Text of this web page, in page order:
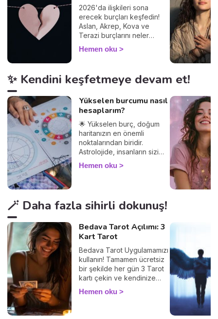
rehberlik edebilir. Bu yazıda
yıllık Ay takvimi ve kullanım
alanlarına dair bilgileri
bulabileceksiniz.
2026'da ilişkileri sona
erecek burçları keşfedin!
Aslan, Akrep, Kova ve
Terazi burçlarını neler
bekliyor? Astrolojik
rehberiniz burada!
Hemen oku
✨ Kendini keşfetmeye devam et!
Yükselen burcumu nasıl
hesaplarım?
🌟 Yükselen burç, doğum
haritanızın en önemli
noktalarından biridir.
Astrolojide, insanların sizi
nasıl gördüğünü ve
diğerleriyle olan
ve ilişkileriniz üzerindeki
yükselen burç hesaplama
nasıl yapılır? Çok basit! Tek
saatiniz ve doğduğunuz yer.
%100 güvenilir bir sonuç
alacağınızdan emin
olabilirsiniz 🙏.
Hemen oku
🪄 Daha fazla sihirli dokunuş!
Bedava Tarot Açılımı: 3
Kart Tarot
Bedava Tarot Uygulamamızı
kullanın! Tamamen ücretsiz
bir şekilde her gün 3 Tarot
kartı çekin ve kendinize
ayıracağınız birkaç
dakikayla içsel
Hemen oku